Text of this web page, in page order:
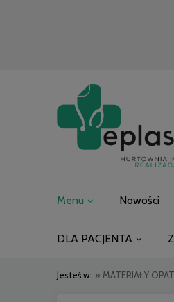
Menu Nowości
DLA PACJENTA
Jesteś w: » MATERIAŁY